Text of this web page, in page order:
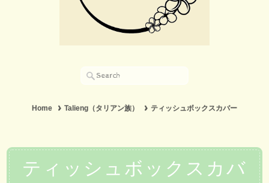
Home Talieng（タリアン族） ティッシュボックスカバー
ティッシュボックスカバ